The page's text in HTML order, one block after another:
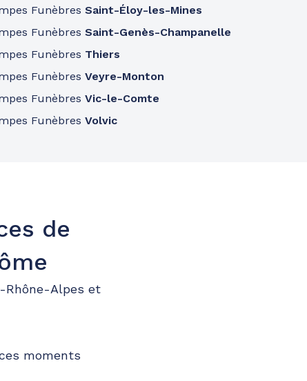
FunèbresSaint-Éloy-les-Mines
FunèbresSaint-Genès-Champanelle
Funèbres Thiers
FunèbresVeyre-Monton
FunèbresVic-le-Comte
FunèbresVolvic
de
Rhône-Alpes et
moments